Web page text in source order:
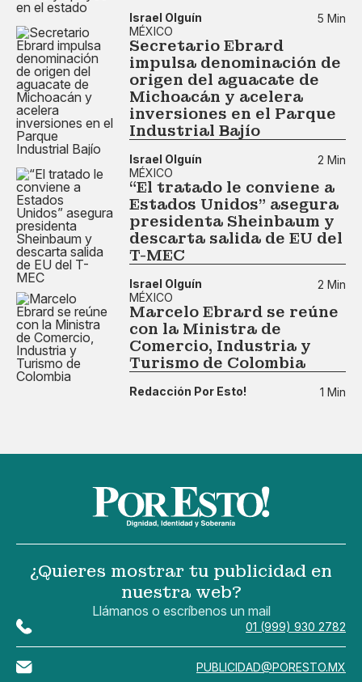
Israel Olguín
5 Min
MÉXICO
Secretario Ebrard
impulsa denominación de
origen del aguacate de
Michoacán y acelera
inversiones en el Parque
Industrial Bajío
Israel Olguín
2 Min
MÉXICO
“El tratado le conviene a
Estados Unidos” asegura
presidenta Sheinbaum y
descarta salida de EU del
T-MEC
Israel Olguín
2 Min
MÉXICO
Marcelo Ebrard se reúne
con la Ministra de
Comercio, Industria y
Turismo de Colombia
Redacción Por Esto! 1 Min
¿Quieres mostrar tu publicidad en
nuestra web?
Llámanos o escríbenos un mail
01 (999) 930 2782
PUBLICIDAD@PORESTO.MX